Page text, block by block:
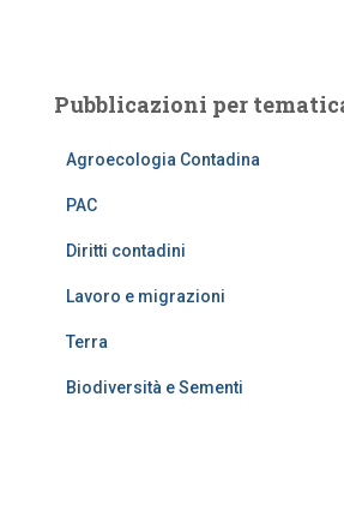
Pubblicazioni per
Agroecologia Contadina
PAC
Diritti contadini
Lavoro e migrazioni
Terra
Biodiversità e Sementi